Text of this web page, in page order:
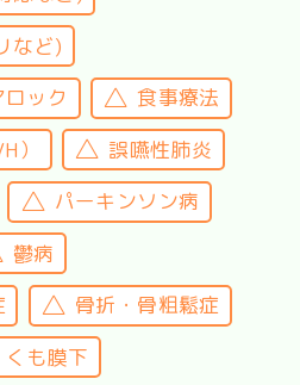
など)
ック
食事療法
）
誤嚥性肺炎
パーキンソン病
鬱病
骨折・骨粗鬆症
も膜下